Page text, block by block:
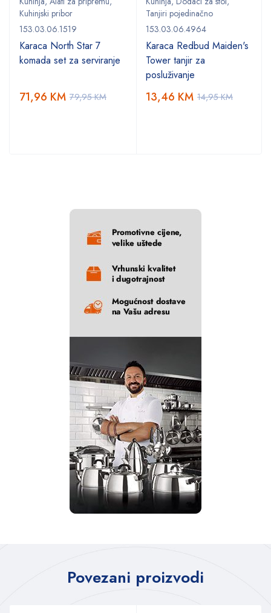
Kuhinjski pribor
153.03.06.1519
Karaca North Star 7
komada set za serviranje
79,95KM
71,96 KM
Tanjiri pojedinačno
153.03.06.4964
Karaca Redbud Maiden's
Tower tanjir za
posluživanje
14,95KM
13,46 KM
Povezani proizvodi